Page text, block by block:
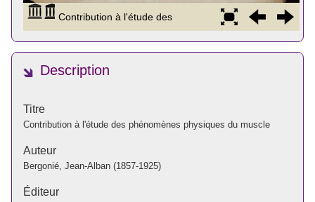
Description
Titre
Contribution à l'étude des phénomènes physiques du muscle
Auteur
Bergonié, Jean-Alban (1857-1925)
Éditeur